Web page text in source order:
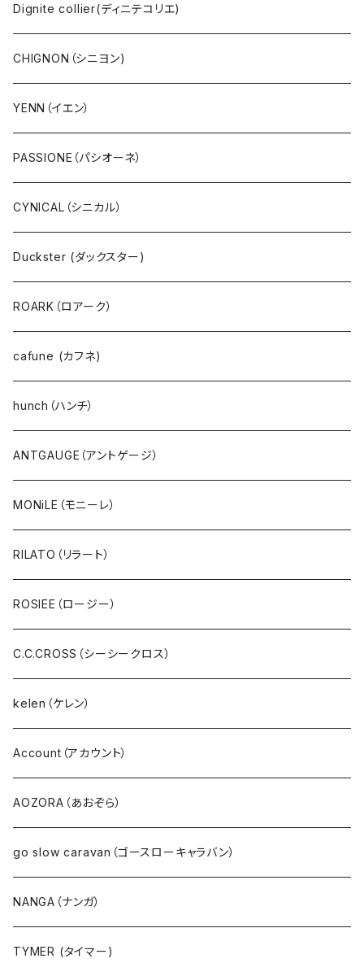
COBMASTER（コブマスター）
Ｔシャツ・シャツ（長袖）
Ｔシャツ・シャツ（5・7分袖）
Ｔシャツ・シャツ（半袖）
プルオーバー
パーカ・フード
サーマル・ワッフル
カーディガン
ニット
アウター・ダウン・コート
ジャケット・ブルゾン・羽織
ベスト・ダウンベスト
スウェット・パイル・フリース
ボア・フリース
パンツ・ジーンズ･ショートパンツ
デニム
サロペット・サスペンダー・オールインワン
PASSIONE（パシオーネ）
cafune (カフネ)
RILATO（リラート）
MONiLE（モニーレ）
ANTGAUGE（アントゲージ）
C.C.CROSS（シーシークロス）
ROSIEE（ロージー）
go slow caravan（ゴースローキャラバン）
NANGA（ナンガ）
CYNICAL（シニカル）
hunch（ハンチ）
INDIMARK（インディーマーク）
U.M.I(ユーエムアイ)
Spoom（スプーム）
０８Mab（ゼロハチマブ）
FONTANA GRANDE（フォンタナグランデ）
NANEA（ナネア）
EMU（エミュー）
Ｔシャツ・シャツ（長袖）
Ｔシャツ・シャツ（5・7分袖）
NANGA（ナンガ）
サングラス
Dignite collier(ディニテコリエ)
CHIGNON（シニヨン)
YENN（イエン）
PASSIONE（パシオーネ）
CYNICAL（シニカル）
Duckster (ダックスター)
ROARK（ロアーク）
cafune (カフネ)
hunch（ハンチ）
ANTGAUGE（アントゲージ）
MONiLE（モニーレ）
RILATO（リラート）
ROSIEE（ロージー）
C.C.CROSS（シーシークロス）
kelen（ケレン）
Account（アカウント）
AOZORA（あおぞら）
go slow caravan（ゴースローキャラバン）
NANGA（ナンガ）
TYMER (タイマー)